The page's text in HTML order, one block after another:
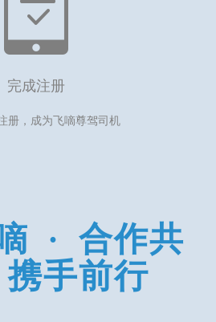
完成注册
册，成为飞嘀尊驾司机
·
合作共
携手前行